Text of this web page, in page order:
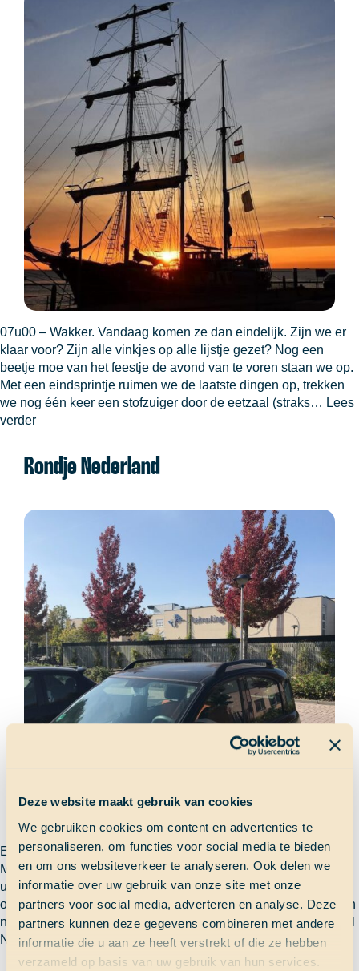
Deze website maakt gebruik van cookies
We gebruiken cookies om content en advertenties te
personaliseren, om functies voor social media te bieden
en om ons websiteverkeer te analyseren. Ook delen we
informatie over uw gebruik van onze site met onze
partners voor social media, adverteren en analyse. Deze
partners kunnen deze gegevens combineren met andere
informatie die u aan ze heeft verstrekt of die ze hebben
verzameld op basis van uw gebruik van hun services.
07u00 – Wakker. Vandaag komen ze dan eindelijk. Zijn we er
klaar voor? Zijn alle vinkjes op alle lijstje gezet? Nog een
beetje moe van het feestje de avond van te voren staan we op.
Met een eindsprintje ruimen we de laatste dingen op, trekken
we nog één keer een stofzuiger door de eetzaal (straks… Lees
verderInschepen
Rondje Nederland
Eén van mijn guilty pleasures is een bezoekje aan
McDonald’s. En ja, we kennen natuurlijk allemaal wel de
uitspraken over “na een uurtje weer honger”, “niet eens lekker”
of “écht ongezond”. Maar daar trek ik me deze drie weken even
niks van aan. Ik ben namelijk op tournee. Op tournee door heel
Nederland, om de…Lees verderRondje
Nederland